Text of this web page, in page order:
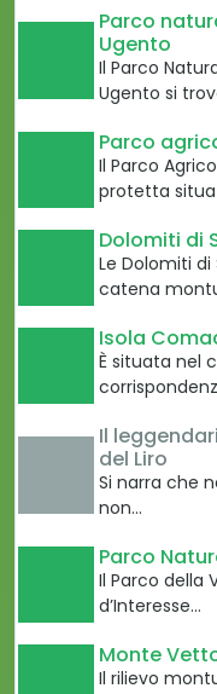
Parco
Ugento
Il Parco
Ugento si
Parco
Il Parco
protetta
Dolomiti di
Le Dolomiti
catena
Isola
È situata nel
Il
del Liro
Si narra che
non…
Parco
Il Parco della
d’Interesse…
Monte
Il rilievo